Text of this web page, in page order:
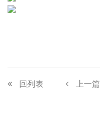
回列表 上一篇